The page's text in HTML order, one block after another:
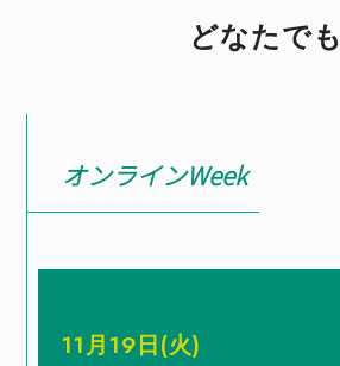
どなたでも
オンラインWeek
11月19日(火)